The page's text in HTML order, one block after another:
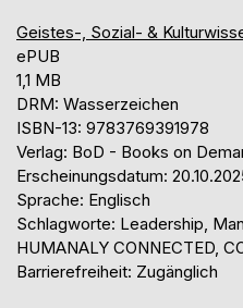
Geistes-, Sozial- &
ePUB
1,1 MB
DRM: Wasserzeichen
ISBN-13: 9783769391978
Verlag: BoD - Books on
Erscheinungsdatum:
Sprache: Englisch
Schlagworte: Leadership,
HUMANALY CONNECTED,
Barrierefreiheit: Zugänglich